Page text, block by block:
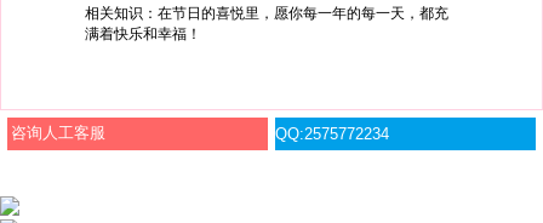
相关知识：在节日的喜悦里，愿你每一年的每一天，都充
满着快乐和幸福！
咨询人工客服 QQ:2575772234